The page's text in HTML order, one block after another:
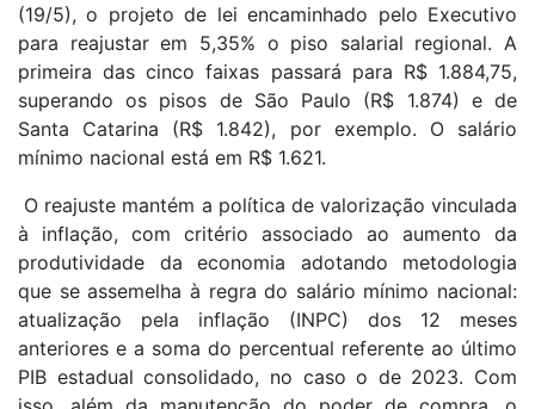
(19/5), o projeto de lei encaminhado pelo Executivo
para reajustar em 5,35% o piso salarial regional. A
primeira das cinco faixas passará para R$ 1.884,75,
superando os pisos de São Paulo (R$ 1.874) e de
Santa Catarina (R$ 1.842), por exemplo. O salário
mínimo nacional está em R$ 1.621.
O reajuste mantém a política de valorização vinculada
à inflação, com critério associado ao aumento da
produtividade da economia adotando metodologia
que se assemelha à regra do salário mínimo nacional:
atualização pela inflação (INPC) dos 12 meses
anteriores e a soma do percentual referente ao último
PIB estadual consolidado, no caso o de 2023. Com